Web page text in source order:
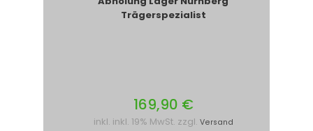
Trägerspezialist
169,90 €
inkl. inkl. 19% MwSt. zzgl. Versand